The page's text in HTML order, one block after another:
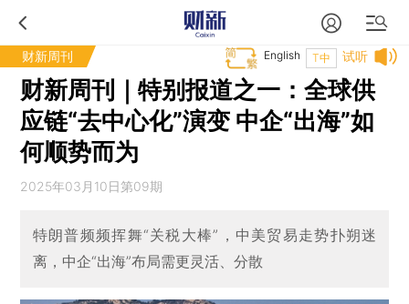
财新周刊 试听
T中
English
财新周刊｜特别报道之一：全球供
应链“去中心化”演变 中企“出海”如
何顺势而为
2025年03月10日第09期
特朗普频频挥舞“关税大棒”，中美贸易走势扑朔迷
离，中企“出海”布局需更灵活、分散